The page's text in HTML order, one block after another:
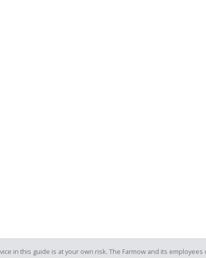
in this guide is at your own risk. The Farmow and its